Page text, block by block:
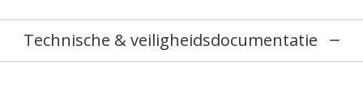
Technische & veiligheidsdocumentatie